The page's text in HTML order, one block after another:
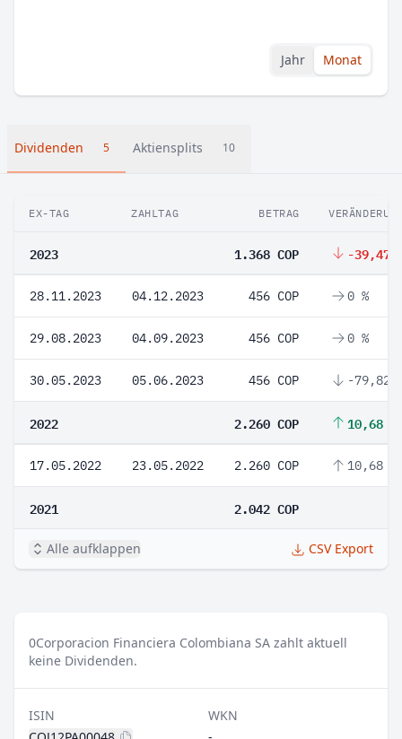
Jahr Monat
Dividenden 5 Aktiensplits 10
EX-TAG ZAHLTAG BETRAG
2023 1.368 COP -39,47
28.11.2023 04.12.2023 456 COP 0 %
29.08.2023 04.09.2023 456 COP 0 %
30.05.2023 05.06.2023 456 COP -79,82
2022 2.260 COP 10,68 %
17.05.2022 23.05.2022 2.260 COP 10,68 %
2021 2.042 COP
Alle aufklappen CSV Export
0Corporacion Financiera Colombiana SA zahlt aktuell
keine Dividenden.
ISIN
WKN